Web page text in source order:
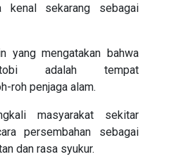
kenal sekarang sebagai
yang mengatakan bahwa
adalah tempat
roh penjaga alam.
masyarakat sekitar
persembahan sebagai
dan rasa syukur.